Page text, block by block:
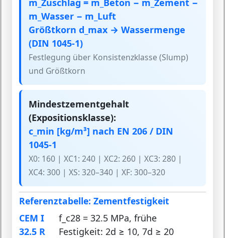
m_Wasser − m_Luft
Größtkorn d_max → Wassermenge
(DIN 1045-1)
Festlegung über Konsistenzklasse (Slump)
und Größtkorn
Mindestzementgehalt
(Expositionsklasse):
c_min [kg/m³] nach EN 206 / DIN
1045-1
X0: 160 | XC1: 240 | XC2: 260 | XC3: 280 |
XC4: 300 | XS: 320–340 | XF: 300–320
Referenztabelle: Zementfestigkeit
CEM I
32.5 R
f_c28 = 32.5 MPa, frühe
Festigkeit: 2d ≥ 10, 7d ≥ 20